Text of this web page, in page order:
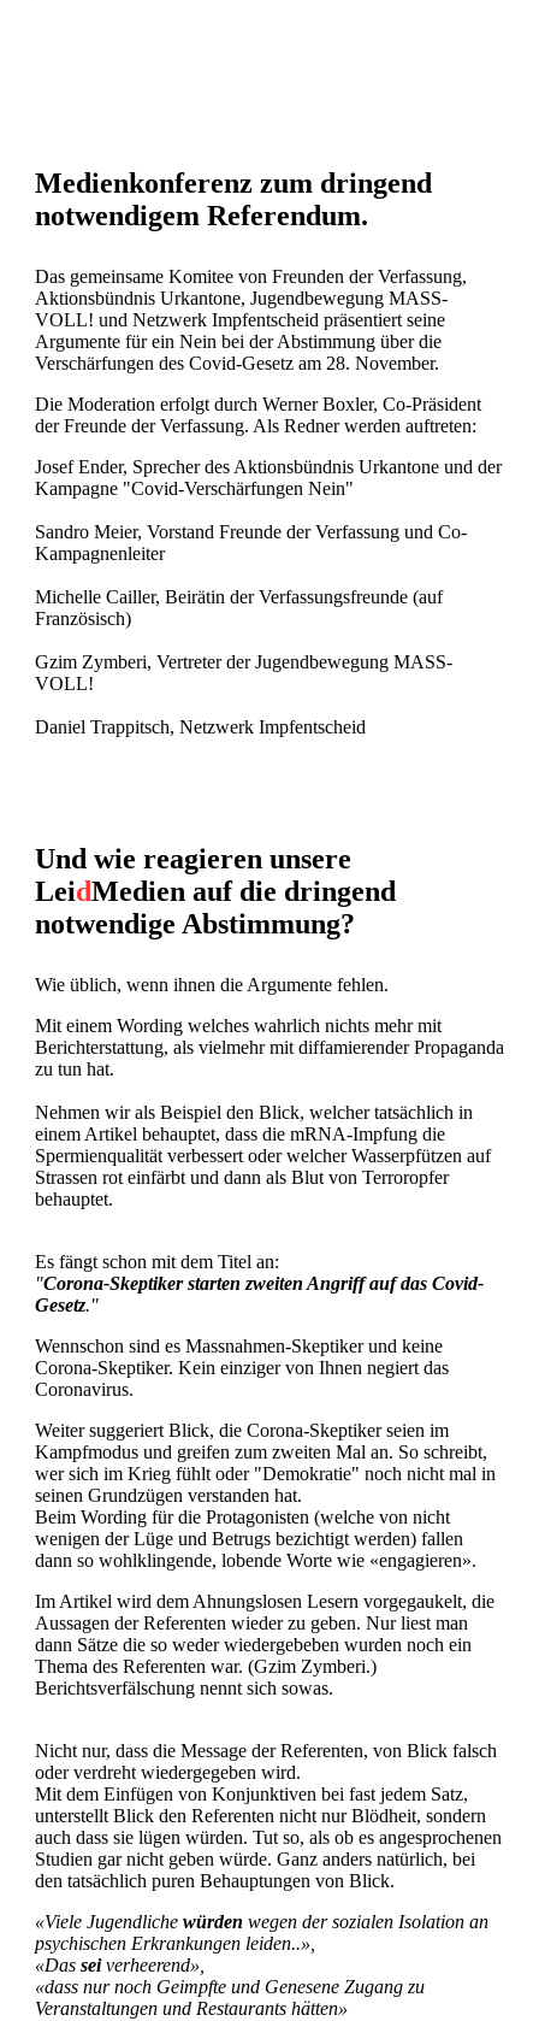
Medienkonferenz zum dringend
notwendigem Referendum.
Das gemeinsame Komitee von Freunden der Verfassung,
Aktionsbündnis Urkantone, Jugendbewegung MASS-
VOLL! und Netzwerk Impfentscheid präsentiert seine
Argumente für ein Nein bei der Abstimmung über die
Verschärfungen des Covid-Gesetz am 28. November.
Die Moderation erfolgt durch Werner Boxler, Co-Präsident
der Freunde der Verfassung. Als Redner werden auftreten:
Josef Ender, Sprecher des Aktionsbündnis Urkantone und der
Kampagne "Covid-Verschärfungen Nein"
Sandro Meier, Vorstand Freunde der Verfassung und Co-
Kampagnenleiter
Michelle Cailler, Beirätin der Verfassungsfreunde (auf
Französisch)
Gzim Zymberi, Vertreter der Jugendbewegung MASS-
VOLL!
Daniel Trappitsch, Netzwerk Impfentscheid
Und wie reagieren unsere
LeidMedien auf die dringend
notwendige Abstimmung?
Wie üblich, wenn ihnen die Argumente fehlen.
Mit einem Wording welches wahrlich nichts mehr mit
Berichterstattung, als vielmehr mit diffamierender Propaganda
zu tun hat.
Nehmen wir als Beispiel den Blick, welcher tatsächlich in
einem Artikel behauptet, dass die mRNA-Impfung die
Spermienqualität verbessert oder welcher Wasserpfützen auf
Strassen rot einfärbt und dann als Blut von Terroropfer
behauptet.
Es fängt schon mit dem Titel an:
"Corona-Skeptiker starten zweiten Angriff auf das Covid-
Gesetz."
Wennschon sind es Massnahmen-Skeptiker und keine
Corona-Skeptiker. Kein einziger von Ihnen negiert das
Coronavirus.
Weiter suggeriert Blick, die Corona-Skeptiker seien im
Kampfmodus und greifen zum zweiten Mal an. So schreibt,
wer sich im Krieg fühlt oder "Demokratie" noch nicht mal in
seinen Grundzügen verstanden hat.
Beim Wording für die Protagonisten (welche von nicht
wenigen der Lüge und Betrugs bezichtigt werden) fallen
dann so wohlklingende, lobende Worte wie «engagieren».
Im Artikel wird dem Ahnungslosen Lesern vorgegaukelt, die
Aussagen der Referenten wieder zu geben. Nur liest man
dann Sätze die so weder wiedergebeben wurden noch ein
Thema des Referenten war. (Gzim Zymberi.)
Berichtsverfälschung nennt sich sowas.
Nicht nur, dass die Message der Referenten, von Blick falsch
oder verdreht wiedergegeben wird.
Mit dem Einfügen von Konjunktiven bei fast jedem Satz,
unterstellt Blick den Referenten nicht nur Blödheit, sondern
auch dass sie lügen würden. Tut so, als ob es angesprochenen
Studien gar nicht geben würde. Ganz anders natürlich, bei
den tatsächlich puren Behauptungen von Blick.
«Viele Jugendliche würden wegen der sozialen Isolation an
psychischen Erkrankungen leiden..»,
«Das seiverheerend»,
«dass nur noch Geimpfte und Genesene Zugang zu
Veranstaltungen und Restaurants hätten»